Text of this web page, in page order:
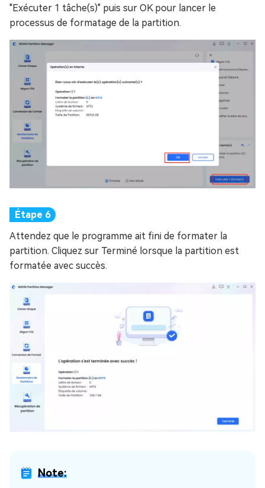
"Exécuter 1 tâche(s)" puis sur OK pour lancer le
processus de formatage de la partition.
Attendez que le programme ait fini de formater la
partition. Cliquez sur Terminé lorsque la partition est
formatée avec succès.
Note: